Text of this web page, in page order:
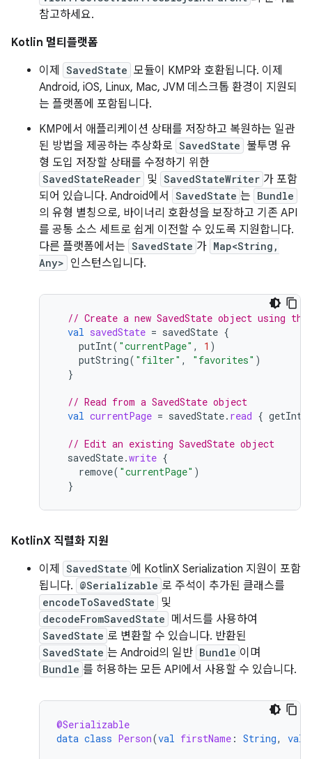
참고하세요.
Kotlin 멀티플랫폼
이제
SavedState 모듈이 KMP와 호환됩니다. 이제
Android, iOS, Linux, Mac, JVM 데스크톱 환경이 지원되
는 플랫폼에 포함됩니다.
KMP에서 애플리케이션 상태를 저장하고 복원하는 일관
된 방법을 제공하는 추상화로 SavedState 불투명 유
형 도입 저장할 상태를 수정하기 위한
SavedStateReader 및 SavedStateWriter 가 포함
되어 있습니다. Android에서
SavedState 는 Bundle
의 유형 별칭으로, 바이너리 호환성을 보장하고 기존 API
를 공통 소스 세트로 쉽게 이전할 수 있도록 지원합니다.
다른 플랫폼에서는 SavedState 가 Map<String,
Any> 인스턴스입니다.
// Create a new SavedState object using the
val savedState = savedState {
putInt( "currentPage" , 1 )
putString( "filter" , "favorites" )
}
// Read from a SavedState object
val currentPage = savedState. read { getInt
// Edit an existing SavedState object
savedState.write {
remove( "currentPage" )
}
KotlinX 직렬화 지원
이제
SavedState 에 KotlinX Serialization 지원이 포함
됩니다. @Serializable 로 주석이 추가된 클래스를
encodeToSavedState 및
decodeFromSavedState 메서드를 사용하여
SavedState 로 변환할 수 있습니다. 반환된
SavedState 는 Android의 일반 Bundle 이며
Bundle 를 허용하는 모든 API에서 사용할 수 있습니다.
@Serializable
data class Person(val firstName : String, val